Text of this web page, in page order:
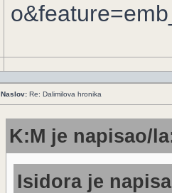
Naslov: Re: Dalimilova hronika
K:M je napisao/
Isidora je